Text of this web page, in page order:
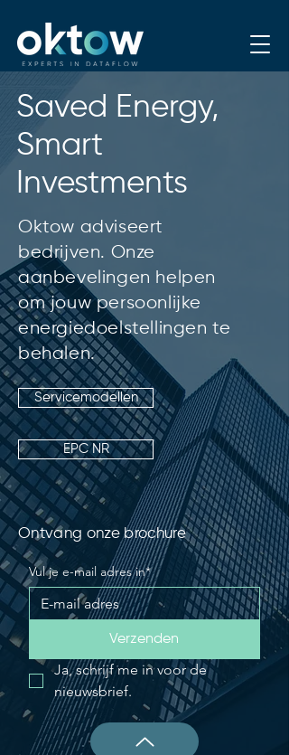
Saved Energy,
Smart
Investments
Oktow adviseert
bedrijven. Onze
aanbevelingen helpen
om jouw persoonlijke
energiedoelstellingen te
behalen.
Servicemodellen
EPC NR
Ontvang onze brochure
Vul je e-mail adres in*
Verzenden
Ja, schrijf me in voor de
nieuwsbrief.